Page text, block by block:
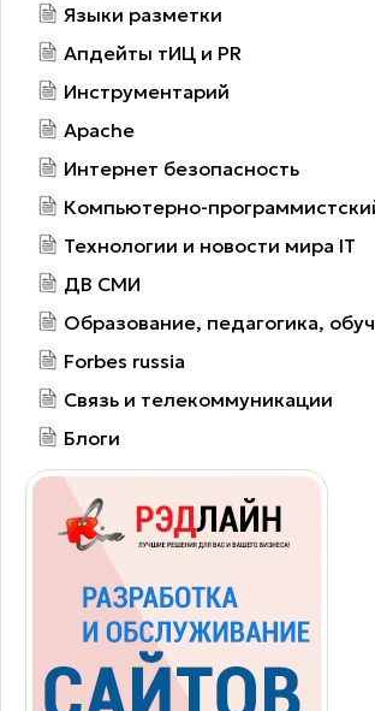
Языки разметки
Апдейты тИЦ и PR
Инструментарий
Apache
Интернет безопасность
Компьютерно-
Технологии и новости мира IT
ДВ СМИ
Образование, педагогика,
Forbes russia
Связь и телекоммуникации
Блоги